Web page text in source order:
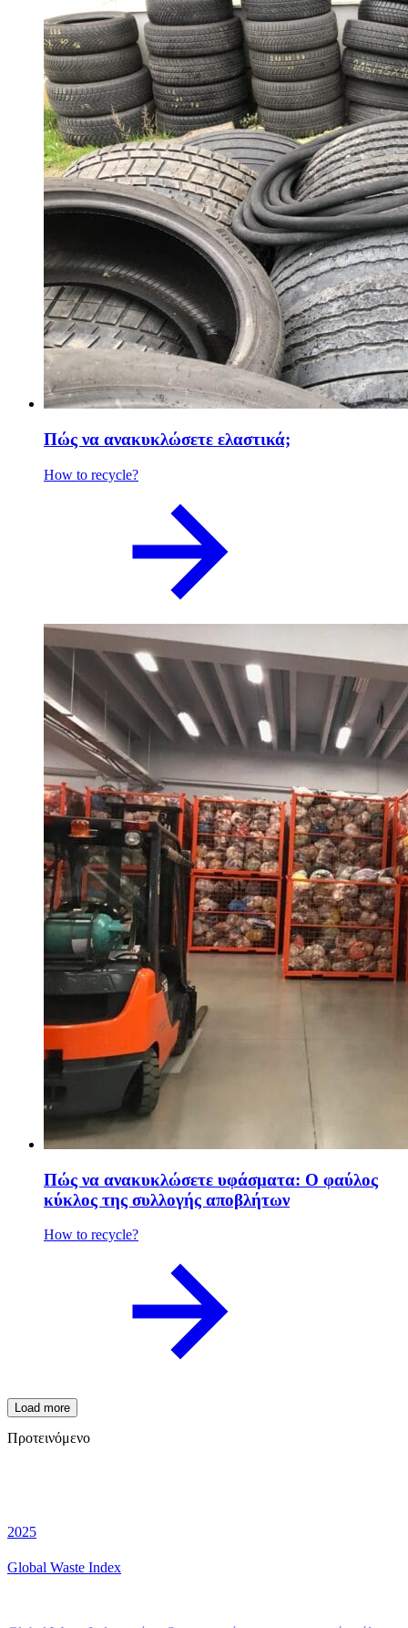
Πώς να ανακυκλώσετε ελαστικά;
How to recycle?
Πώς να ανακυκλώσετε υφάσματα: Ο φαύλος
κύκλος της συλλογής αποβλήτων
How to recycle?
Load more
Προτεινόμενο
2025
Global Waste Index